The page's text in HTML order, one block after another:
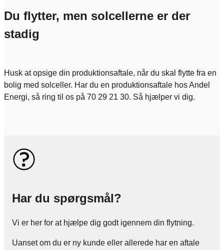
Du flytter, men solcellerne er der
stadig
Husk at opsige din produktionsaftale, når du skal flytte fra en
bolig med solceller. Har du en produktionsaftale hos Andel
Energi, så ring til os på 70 29 21 30. Så hjælper vi dig.
Har du spørgsmål?
Vi er her for at hjælpe dig godt igennem din flytning.
Uanset om du er ny kunde eller allerede har en aftale